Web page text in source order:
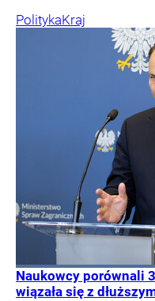
PolitykaKraj
Naukowcy porównali
wiązała się z